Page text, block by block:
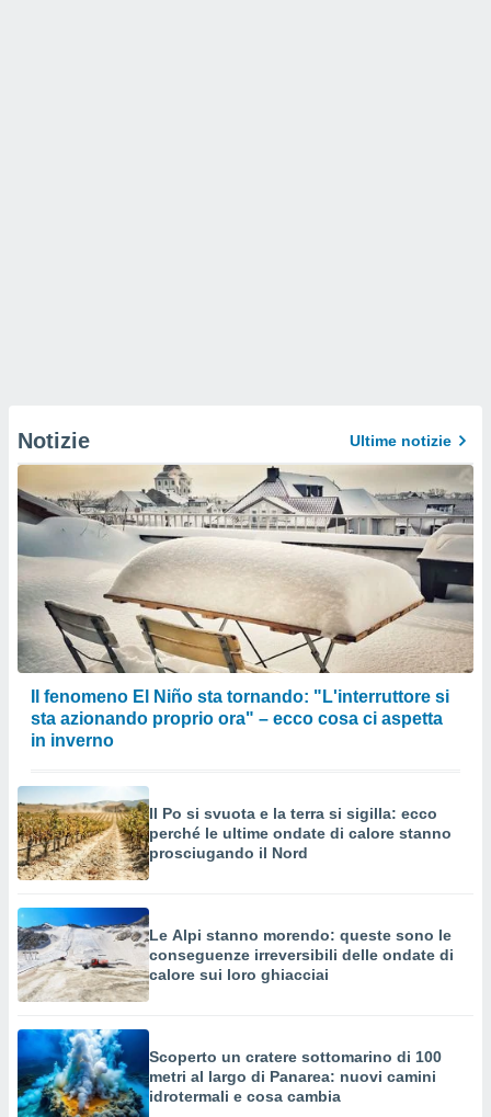
Notizie Ultime notizie
Il fenomeno El Niño sta tornando: "L'interruttore si
sta azionando proprio ora" – ecco cosa ci aspetta
in inverno
Il Po si svuota e la terra si sigilla: ecco
perché le ultime ondate di calore stanno
prosciugando il Nord
Le Alpi stanno morendo: queste sono le
conseguenze irreversibili delle ondate di
calore sui loro ghiacciai
Scoperto un cratere sottomarino di 100
metri al largo di Panarea: nuovi camini
idrotermali e cosa cambia